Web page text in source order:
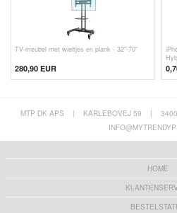
TV-meubel met wieltjes en plank - 32"-70"
280,90 EUR
MTP DK APS | KARLEBOVEJ 59 |
HOME